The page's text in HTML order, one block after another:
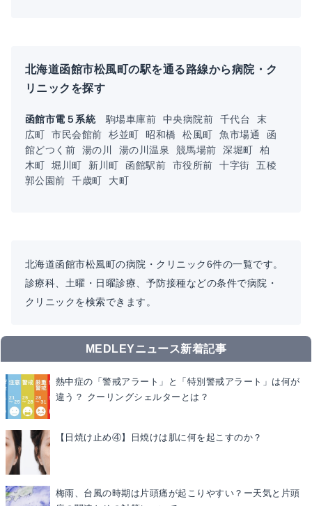
北海道函館市松風町の駅を通る路線から病院・ク
リニックを探す
函館市電５系統 駒場車庫前 中央病院前 千代台
末
広町
市民会館前 杉並町 昭和橋 松風町 魚市場通
函
館どつく前
湯の川 湯の川温泉 競馬場前 深堀町
柏
木町
堀川町 新川町 函館駅前 市役所前 十字街
五稜
郭公園前
千歳町 大町
北海道函館市松風町の病院・クリニック6件の一覧です。
診療科、土曜・日曜診療、予防接種などの条件で病院・
クリニックを検索できます。
MEDLEYニュース新着記事
熱中症の「警戒アラート」と「特別警戒アラート」は何が
違う？ クーリングシェルターとは？
【日焼け止め④】日焼けは肌に何を起こすのか？
梅雨、台風の時期は片頭痛が起こりやすい？ー天気と片頭